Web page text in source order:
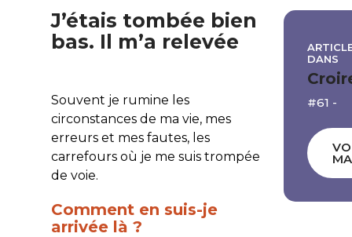
J’étais tombée bien
bas. Il m’a relevée
Souvent je rumine les
circonstances de ma vie, mes
erreurs et mes fautes, les
carrefours où je me suis trompée
de voie.
Comment en suis-je
arrivée là ?
DANS
#61 -